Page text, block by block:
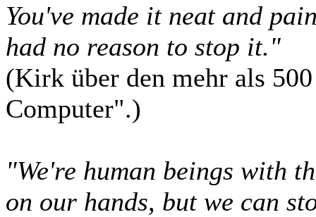
You've made it neat and
had no reason to stop it."
(Kirk über den mehr als
Computer".)
"We're human beings with
on our hands, but we can